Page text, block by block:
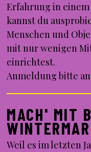
Erfahrung in
kannst du
Menschen und
mit nur wenigen
einrichtest.
Anmeldung bitte an
MACH' MIT
Weil es im letzten